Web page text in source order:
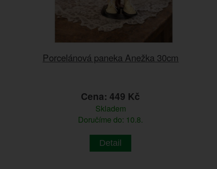
Porcelánová paneka Anežka 30cm
Cena: 449 Kč
Skladem
Doručíme do: 10.8.
Detail